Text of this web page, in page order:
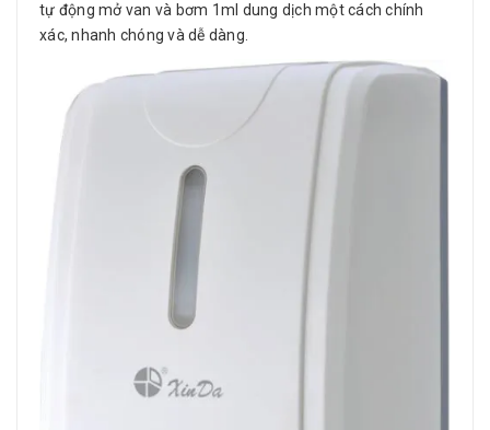
tự động mở van và bơm 1ml dung dịch một cách chính
xác, nhanh chóng và dễ dàng.